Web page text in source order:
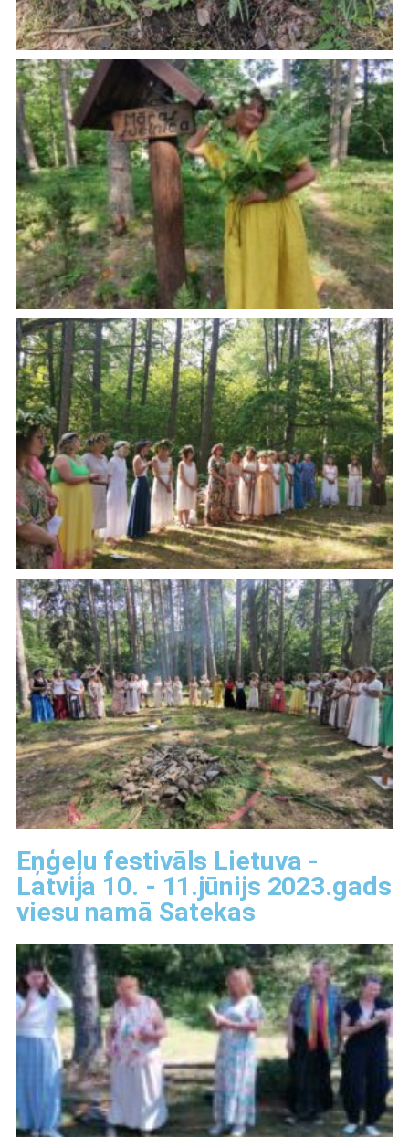
Eņģeļu festivāls Lietuva -
Latvija 10. - 11.jūnijs 2023.gads
viesu namā Satekas